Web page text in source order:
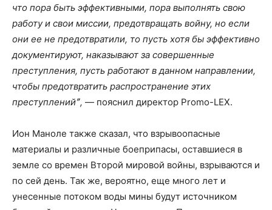
что пора быть эффективными, пора выполнять свою
работу и свои миссии, предотвращать войну, но если
они ее не предотвратили, то пусть хотя бы эффективно
документируют, наказывают за совершенные
преступления, пусть работают в данном направлении,
чтобы предотвратить распространение этих
преступленийˮ, — пояснил директор Promo-LEX.
Ион Маноле также сказал, что взрывоопасные
материалы и различные боеприпасы, оставшиеся в
земле со времен Второй мировой войны, взрываются и
по сей день. Так же, вероятно, еще много лет и
унесенные потоком воды мины будут источником